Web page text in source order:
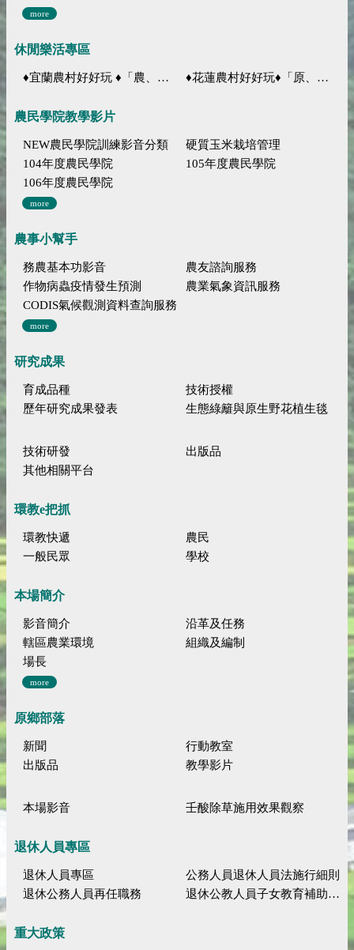
more
休閒樂活專區
♦宜蘭農村好好玩 ♦「農、藝、山、水」四條遊程推薦 ♦花蓮農村好好玩♦「原、生、慢、活」四條遊程推薦
農民學院教學影片
NEW農民學院訓練影音分類
硬質玉米栽培管理
104年度農民學院
105年度農民學院
106年度農民學院
more
農事小幫手
務農基本功影音
農友諮詢服務
作物病蟲疫情發生預測
農業氣象資訊服務
CODIS氣候觀測資料查詢服務
more
研究成果
育成品種
技術授權
歷年研究成果發表
生態綠籬與原生野花植生毯
技術研發
出版品
其他相關平台
環教e把抓
環教快遞
農民
一般民眾
學校
本場簡介
影音簡介
沿革及任務
轄區農業環境
組織及編制
場長
more
原鄉部落
新聞
行動教室
出版品
教學影片
本場影音 壬酸除草施用效果觀察
退休人員專區
退休人員專區
公務人員退休人員法施行細則
退休公務人員再任職務
退休公教人員子女教育補助規定
重大政策